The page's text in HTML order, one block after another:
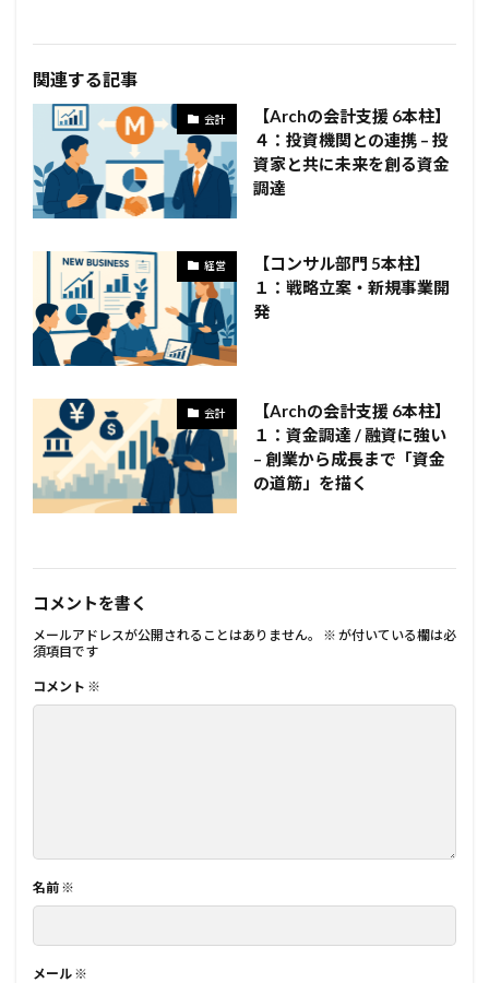
関連する記事
会計
【Archの会計支援 6本柱】
４：投資機関との連携 – 投
資家と共に未来を創る資金
調達
経営
【コンサル部門 5本柱】
１：戦略立案・新規事業開
発
会計
【Archの会計支援 6本柱】
１：資金調達 / 融資に強い
– 創業から成長まで「資金
の道筋」を描く
コメントを書く
メールアドレスが公開されることはありません。 ※ が付いている欄は必
須項目です
コメント ※
名前 ※
メール ※